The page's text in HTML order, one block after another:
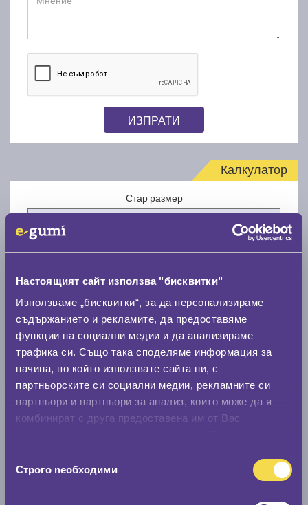
Настоящият сайт използва "бисквитки"
Използваме „бисквитки“, за да персонализираме
съдържанието и рекламите, да предоставяме
функции на социални медии и да анализираме
трафика си. Също така споделяме информация за
начина, по който използвате сайта ни, с
партньорските си социални медии, рекламните си
партньори и партньори за анализ, които може да я
комбинират с друга предоставена им от Вас
наСтрого nеобходими
ИЗПРАТИ
Калкулатор
Стар размер
Нов размер
Стар размер